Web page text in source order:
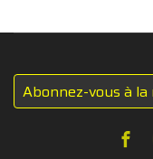
Abonnez-vous à